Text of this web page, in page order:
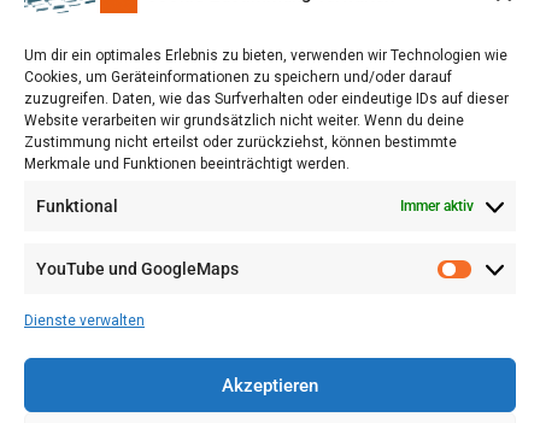
Um dir ein optimales Erlebnis zu bieten, verwenden wir Technologien wie
Cookies, um Geräteinformationen zu speichern und/oder darauf
zuzugreifen. Daten, wie das Surfverhalten oder eindeutige IDs auf dieser
Website verarbeiten wir grundsätzlich nicht weiter. Wenn du deine
Zustimmung nicht erteilst oder zurückziehst, können bestimmte
Merkmale und Funktionen beeinträchtigt werden.
Funktional Immer aktiv
YouTube und GoogleMaps
Dienste verwalten
Akzeptieren
VERWALTUNG